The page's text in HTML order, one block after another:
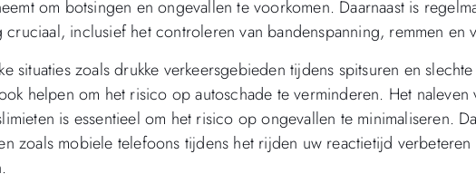
om botsingen en ongevallen te voorkomen. Daarnaast is
inclusief het controleren van bandenspanning, remmen en
situaties zoals drukke verkeersgebieden tijdens spitsuren en slechte
helpen om het risico op autoschade te verminderen. Het naleven
is essentieel om het risico op ongevallen te minimaliseren.
zoals mobiele telefoons tijdens het rijden uw reactietijd